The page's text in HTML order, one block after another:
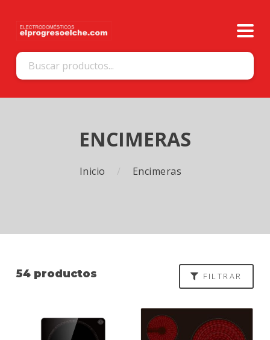
ENCIMERAS
Inicio Encimeras
54 productos FILTRAR